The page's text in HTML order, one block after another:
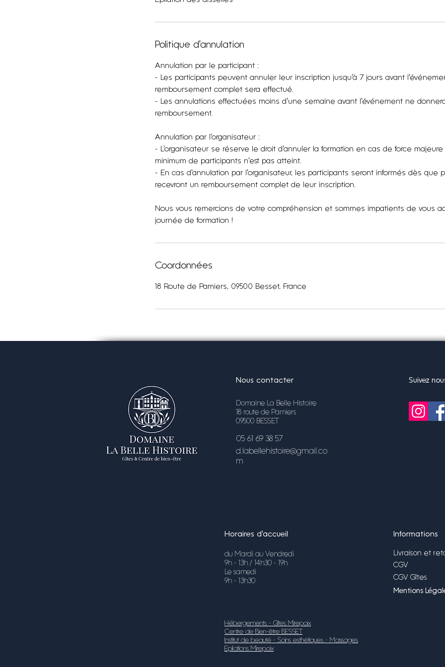
Politique d'annulation
Annulation par le participant :
- Les participants peuvent annuler leur inscription jusqu'à 7 jours avant
remboursement complet sera effectué.
- Les annulations effectuées moins d'une semaine avant l'événement ne
remboursement.
Annulation par l'organisateur :
- L'organisateur se réserve le droit d'annuler la formation en cas de force
minimum de participants n'est pas atteint.
- En cas d'annulation par l'organisateur, les participants seront informés dès que
recevront un remboursement complet de leur inscription.
Nous vous remercions de votre compréhension et sommes impatients de vous
journée de formation !
Coordonnées
18 Route de Pamiers, 09500 Besset, France
Nous contacter
Domaine La Belle Histoire
18 route de Pamiers
09500 BESSET
05 61 69 38 57
d.labellehistoire@gmail.co
m
Suivez
Horaires d'accueil
du Mardi au Vendredi
9h - 13h / 14h30 - 19h
Le samedi
9h - 13h30
Informations
Livraison et
CGV
CGV Gîtes
Mentions
Hébergements - Gîtes Mirepoix
Centre de Bien-être BESSET
Institut de beauté - Soins esthétiques - Massages
Epilations Mirepoix